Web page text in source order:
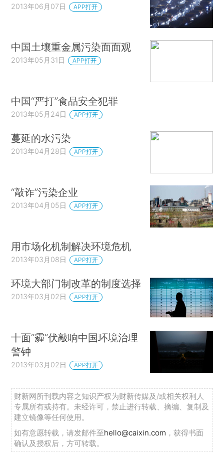
2013年06月07日 APP打开
中国土壤重金属污染面面观
2013年05月31日 APP打开
中国“严打”食品安全犯罪
2013年05月24日 APP打开
蔓延的水污染
2013年04月28日 APP打开
“敲诈”污染企业
2013年04月05日 APP打开
用市场化机制解决环境危机
2013年03月08日 APP打开
环境大部门制改革的制度选择
2013年03月02日 APP打开
十面“霾”伏敲响中国环境治理
警钟
2013年03月02日 APP打开
财新网所刊载内容之知识产权为财新传媒及/或相关权利人
专属所有或持有。未经许可，禁止进行转载、摘编、复制及
建立镜像等任何使用。
如有意愿转载，请发邮件至hello@caixin.com ，获得书面
确认及授权后，方可转载。